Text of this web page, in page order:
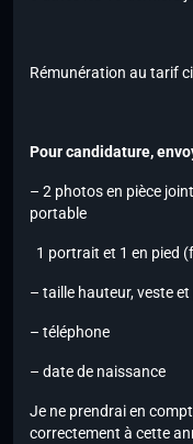
Rémunération au tarif
Pour candidature,
– 2 photos en pièce
portable
1 portrait et 1 en pied
– taille hauteur, veste
– téléphone
– date de naissance
Je ne prendrai en
correctement à cette